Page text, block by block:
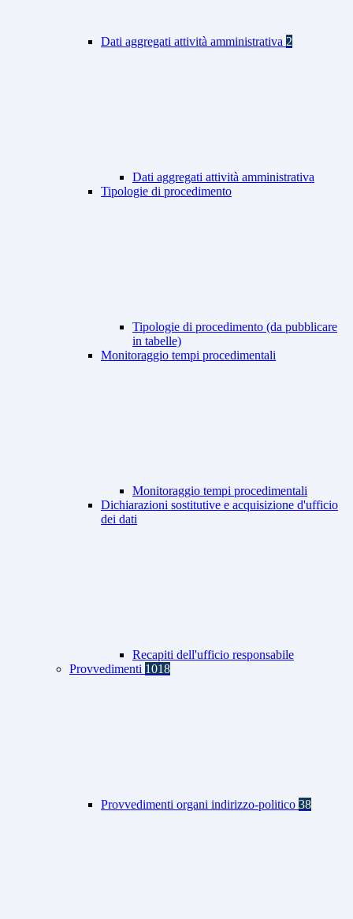
Dati aggregati attività amministrativa 2
Dati aggregati attività amministrativa
Tipologie di procedimento
Tipologie di procedimento (da pubblicare
in tabelle)
Monitoraggio tempi procedimentali
Monitoraggio tempi procedimentali
Dichiarazioni sostitutive e acquisizione d'ufficio
dei dati
Recapiti dell'ufficio responsabile
Provvedimenti 1018
Provvedimenti organi indirizzo-politico 38